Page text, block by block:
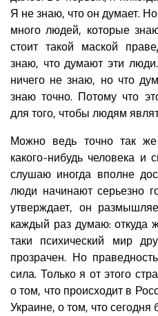
Я не знаю, что он думает.
много людей, которые
стоит такой маской
знаю, что думают эти
ничего не знаю, но что
знаю точно. Потому что
для того, чтобы людям
Можно ведь точно так
какого-нибудь человека и
слушаю иногда вполне
люди начинают серьезно
утверждает, он
каждый раз думаю: откуда
таки психический мир
прозрачен. Но
сила. Только я от этого
о том, что происходит в
Украине, о том, что